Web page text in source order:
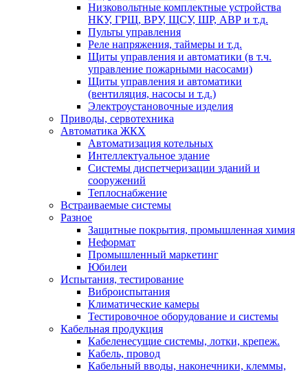
Низковольтные комплектные устройства
НКУ, ГРЩ, ВРУ, ЩСУ, ШР, АВР и т.д.
Пульты управления
Реле напряжения, таймеры и т.д.
Щиты управления и автоматики (в т.ч.
управление пожарными насосами)
Щиты управления и автоматики
(вентиляция, насосы и т.д.)
Электроустановочные изделия
Приводы, сервотехника
Автоматика ЖКХ
Автоматизация котельных
Интеллектуальное здание
Системы диспетчеризации зданий и
сооружений
Теплоснабжение
Встраиваемые системы
Разное
Защитные покрытия, промышленная химия
Неформат
Промышленный маркетинг
Юбилеи
Испытания, тестирование
Виброиспытания
Климатические камеры
Тестировочное оборудование и системы
Кабельная продукция
Кабеленесущие системы, лотки, крепеж.
Кабель, провод
Кабельный вводы, наконечники, клеммы,